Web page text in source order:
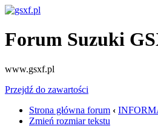
Forum Suzuki
www.gsxf.pl
Przejdź do zawartości
Strona główna forum ‹
Zmień rozmiar tekstu